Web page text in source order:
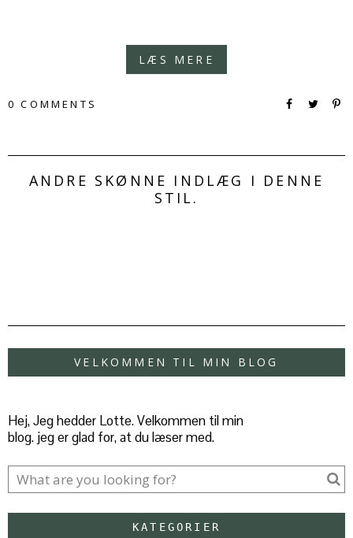
LÆS MERE
0 COMMENTS
ANDRE SKØNNE INDLÆG I DENNE
STIL.
VELKOMMEN TIL MIN BLOG
Hej, Jeg hedder Lotte. Velkommen til min
blog. jeg er glad for, at du læser med.
KATEGORIER